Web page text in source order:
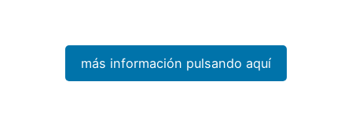
más información pulsando aquí